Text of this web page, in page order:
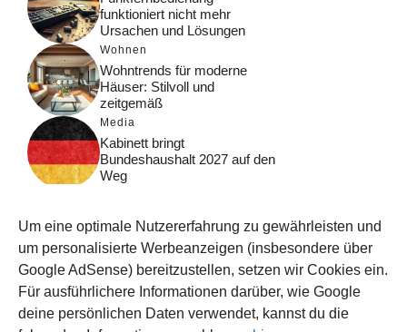
Um eine optimale Nutzererfahrung zu gewährleisten und
um personalisierte Werbeanzeigen (insbesondere über
Google AdSense) bereitzustellen, setzen wir Cookies ein.
Für ausführlichere Informationen darüber, wie Google
deine persönlichen Daten verwendet, kannst du die
funktioniert nicht mehr
Ursachen und Lösungen
Wohnen
Wohntrends für moderne
Häuser: Stilvoll und
zeitgemäß
Media
Kabinett bringt
Bundeshaushalt 2027 auf den
Weg
Funktionsweise, Prozesse
und Rankinglogik
Computer
Wieso habe ich im moment
kein Internet?